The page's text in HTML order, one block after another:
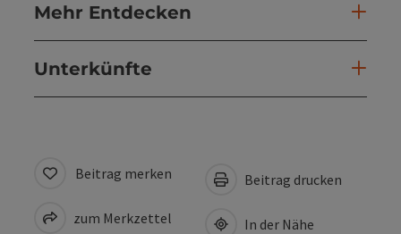
Mehr Entdecken
Unterkünfte
Beitrag merken
zum Merkzettel
Beitrag drucken
In der Nähe